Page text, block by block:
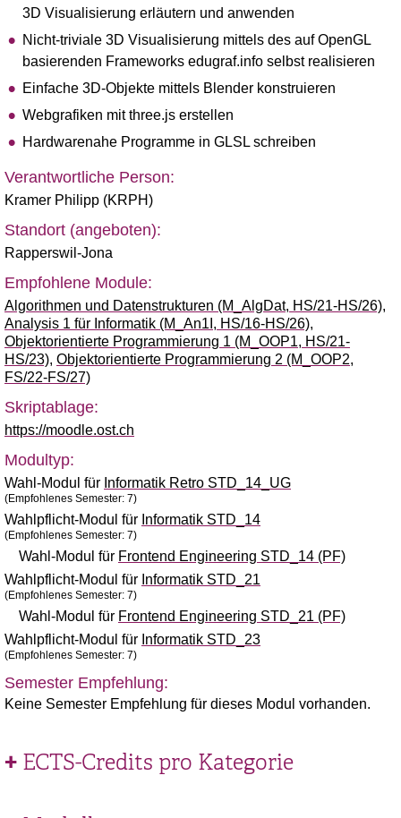
3D Visualisierung erläutern und anwenden
Nicht-triviale 3D Visualisierung mittels des auf OpenGL
basierenden Frameworks edugraf.info selbst realisieren
Einfache 3D-Objekte mittels Blender konstruieren
Webgrafiken mit three.js erstellen
Hardwarenahe Programme in GLSL schreiben
Verantwortliche Person:
Kramer Philipp (KRPH)
Standort (angeboten):
Rapperswil-Jona
Empfohlene Module:
Algorithmen und Datenstrukturen (M_AlgDat, HS/21-HS/26),
Analysis 1 für Informatik (M_An1I, HS/16-HS/26),
Objektorientierte Programmierung 1 (M_OOP1, HS/21-
HS/23), Objektorientierte Programmierung 2 (M_OOP2,
FS/22-FS/27)
Skriptablage:
https://moodle.ost.ch
Modultyp:
Wahl-Modul für Informatik Retro STD_14_UG
(Empfohlenes Semester: 7)
Wahlpflicht-Modul für Informatik STD_14
(Empfohlenes Semester: 7)
Wahl-Modul für Frontend Engineering STD_14 (PF)
Wahlpflicht-Modul für Informatik STD_21
(Empfohlenes Semester: 7)
Wahl-Modul für Frontend Engineering STD_21 (PF)
Wahlpflicht-Modul für Informatik STD_23
(Empfohlenes Semester: 7)
Semester Empfehlung:
Keine Semester Empfehlung für dieses Modul vorhanden.
ECTS-Credits pro Kategorie